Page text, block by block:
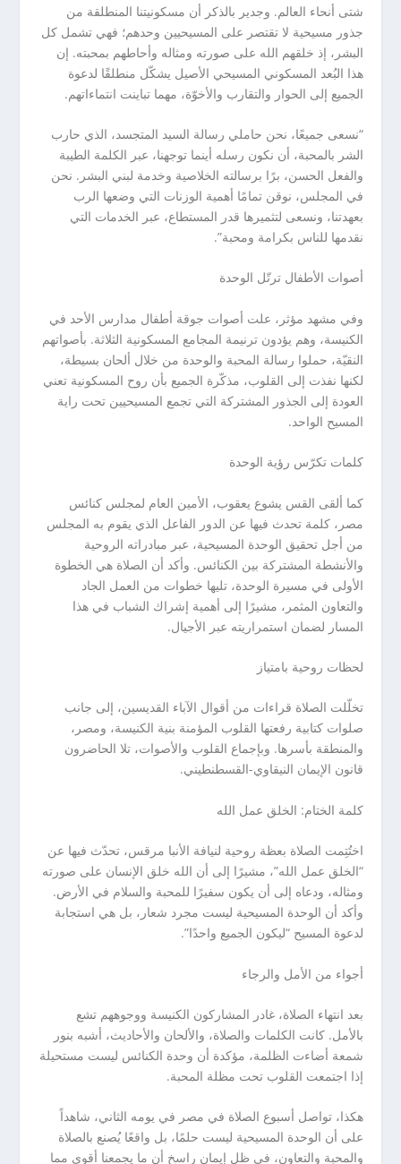
شتى أنحاء العالم. وجدير بالذكر أن مسكونيتنا المنطلقة من
جذور مسيحية لا تقتصر على المسيحيين وحدهم؛ فهي تشمل كل
البشر، إذ خلقهم الله على صورته ومثاله وأحاطهم بمحبته. إن
هذا البُعد المسكوني المسيحي الأصيل يشكّل منطلقًا لدعوة
الجميع إلى الحوار والتقارب والأخوّة، مهما تباينت انتماءاتهم.
“نسعى جميعًا، نحن حاملي رسالة السيد المتجسد، الذي حارب
الشر بالمحبة، أن نكون رسله أينما توجهنا، عبر الكلمة الطيبة
والفعل الحسن، برًا برسالته الخلاصية وخدمة لبني البشر. نحن
في المجلس، نوقن تمامًا أهمية الوزنات التي وضعها الرب
بعهدتنا، ونسعى لتثميرها قدر المستطاع، عبر الخدمات التي
نقدمها للناس بكرامة ومحبة”.
أصوات الأطفال ترتّل الوحدة
وفي مشهد مؤثر، علت أصوات جوقة أطفال مدارس الأحد في
الكنيسة، وهم يؤدون ترنيمة المجامع المسكونية الثلاثة. بأصواتهم
النقيّة، حملوا رسالة المحبة والوحدة من خلال ألحان بسيطة،
لكنها نفذت إلى القلوب، مذكّرة الجميع بأن روح المسكونية تعني
العودة إلى الجذور المشتركة التي تجمع المسيحيين تحت راية
المسيح الواحد.
كلمات تكرّس رؤية الوحدة
كما ألقى القس يشوع يعقوب، الأمين العام لمجلس كنائس
مصر، كلمة تحدث فيها عن الدور الفاعل الذي يقوم به المجلس
من أجل تحقيق الوحدة المسيحية، عبر مبادراته الروحية
والأنشطة المشتركة بين الكنائس. وأكد أن الصلاة هي الخطوة
الأولى في مسيرة الوحدة، تليها خطوات من العمل الجاد
والتعاون المثمر، مشيرًا إلى أهمية إشراك الشباب في هذا
المسار لضمان استمراريته عبر الأجيال.
لحظات روحية بامتياز
تخلّلت الصلاة قراءات من أقوال الآباء القديسين، إلى جانب
صلوات كتابية رفعتها القلوب المؤمنة بنية الكنيسة، ومصر،
والمنطقة بأسرها. وبإجماع القلوب والأصوات، تلا الحاضرون
قانون الإيمان النيقاوي-القسطنطيني.
كلمة الختام: الخلق عمل الله
اختُتِمت الصلاة بعظة روحية لنيافة الأنبا مرقس، تحدّث فيها عن
“الخلق عمل الله”، مشيرًا إلى أن الله خلق الإنسان على صورته
ومثاله، ودعاه إلى أن يكون سفيرًا للمحبة والسلام في الأرض.
وأكد أن الوحدة المسيحية ليست مجرد شعار، بل هي استجابة
لدعوة المسيح “ليكون الجميع واحدًا”.
أجواء من الأمل والرجاء
بعد انتهاء الصلاة، غادر المشاركون الكنيسة ووجوههم تشع
بالأمل. كانت الكلمات والصلاة، والألحان والأحاديث، أشبه بنور
شمعة أضاءت الظلمة، مؤكدة أن وحدة الكنائس ليست مستحيلة
إذا اجتمعت القلوب تحت مظلة المحبة.
هكذا، تواصل أسبوع الصلاة في مصر في يومه الثاني، شاهداً
على أن الوحدة المسيحية ليست حلمًا، بل واقعًا يُصنع بالصلاة
والمحبة والتعاون، في ظل إيمان راسخ أن ما يجمعنا أقوى مما